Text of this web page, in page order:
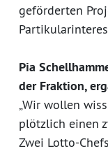
geförderten
Pia
der Fraktion,
„Wir wollen
plötzlich einen
Zwei Lotto-